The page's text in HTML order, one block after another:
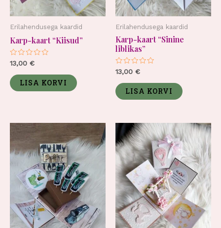
Erilahendusega kaardid
Karp-kaart “Kiisud”
Hinnanguga
5
13,00 €
LISA KORVI
Erilahendusega kaardid
Karp-kaart “Sinine
liblikas”
Hinnanguga
5
13,00 €
LISA KORVI